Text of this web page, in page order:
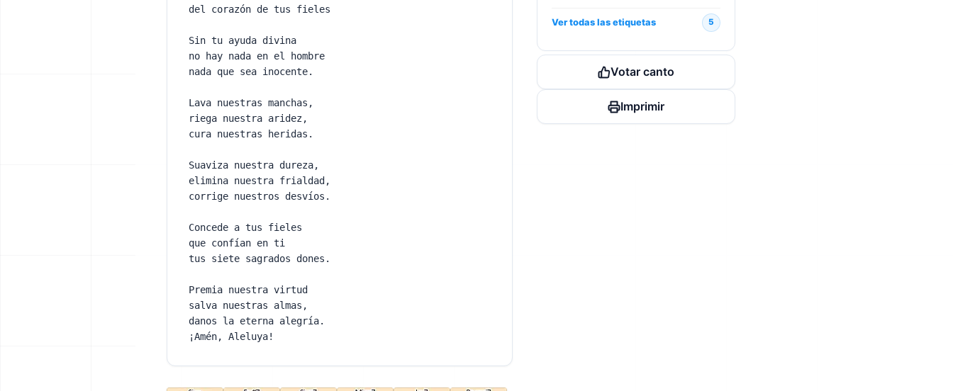
del corazón de tus fieles
Sin tu ayuda divina
no hay nada en el hombre
nada que sea inocente.
Lava nuestras manchas,
riega nuestra aridez,
cura nuestras heridas.
Suaviza nuestra dureza,
elimina nuestra frialdad,
corrige nuestros desvíos.
Concede a tus fieles
que confían en ti
tus siete sagrados dones.
Premia nuestra virtud
salva nuestras almas,
danos la eterna alegría.
¡Amén, Aleluya!
Ver todas las etiquetas 5
Votar canto
Imprimir